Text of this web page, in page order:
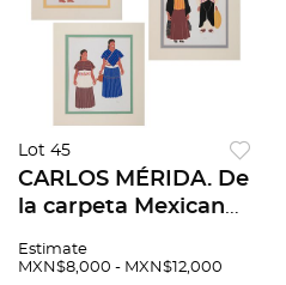
Lot 45
CARLOS MÉRIDA. De
la carpeta Mexican
Firmadas en malla.
Estimate
MXN$8,000 - MXN$12,000